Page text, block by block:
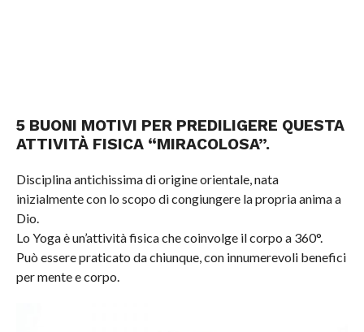
5 BUONI MOTIVI PER PREDILIGERE QUESTA
ATTIVITÀ FISICA “MIRACOLOSA”.
Disciplina antichissima di origine orientale, nata
inizialmente con lo scopo di congiungere la propria anima a
Dio.
Lo Yoga è un’attività fisica che coinvolge il corpo a 360°.
Può essere praticato da chiunque, con innumerevoli benefici
per mente e corpo.